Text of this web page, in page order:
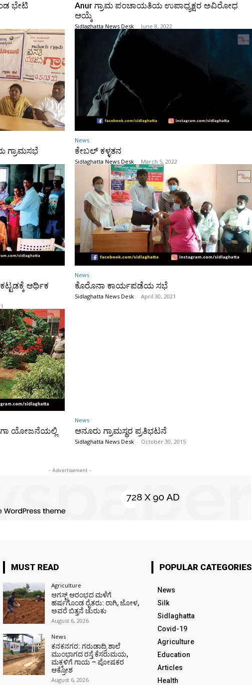
ಭೇಟಿ
Anur ಗ್ರಾಮ ಪಂಚಾಯತಿಯ ಉಪಾಧ್ಯಕ್ಷರ ಅವಿರೋಧ
ಆಯ್ಕೆ
Sidlaghatta News Desk - June 8, 2022
ಗ್ರಾಮಸಭೆ
News
ಕೇಬಲ್ ಕಳ್ಳತನ
Sidlaghatta News Desk - March 5, 2022
ಆರ್ಥಿಕ
News
ಕೊರೊನಾ ಕಾರ್ಯಪಡೆಯ ಸಭೆ
Sidlaghatta News Desk - April 30, 2021
ಯೋಜನೆಯಲ್ಲಿ
News
ಆನೂರು ಗ್ರಾಮಸ್ಥರ ಪ್ರತಿಭಟನೆ
Sidlaghatta News Desk - October 30, 2015
- Advertisement -
MUST READ
Agriculture
ಆಗಸ್ಟ್ ಆರಂಭದ ಮಳೆಗೆ
ಹರ್ಷಗೊಂಡ ರೈತರು: ರಾಗಿ, ಜೋಳ,
ಅವರೆ ಬಿತ್ತನೆ ಚುರುಕು
August 6, 2026
News
ಕನಕನಗರ: ಗರುಡಾದ್ರಿ ಶಾಲೆ
ಮುಂಭಾಗದ ರಸ್ತೆ ಕೆಸರುಮಯ,
ಮಕ್ಕಳಿಗೆ ಗಾಯ – ಪೋಷಕರ
ಆಕ್ರೋಶ
August 6, 2026
POPULAR CATEGORIES
News
Silk
Sidlaghatta
Covid-19
Agriculture
Education
Articles
Health